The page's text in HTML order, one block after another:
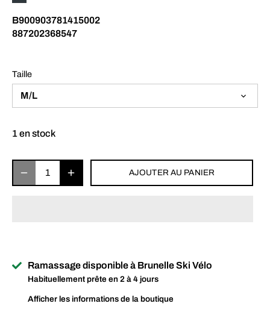
B900903781415002
887202368547
Taille
M/L
1 en stock
AJOUTER AU PANIER
Ramassage disponible à Brunelle Ski Vélo
Habituellement prête en 2 à 4 jours
Afficher les informations de la boutique